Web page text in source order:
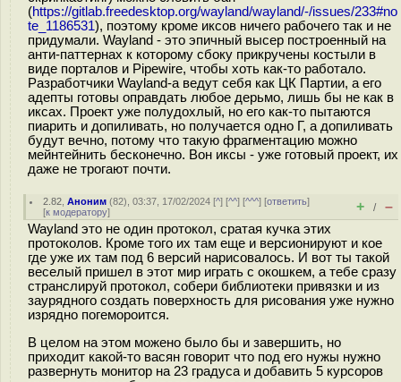
(https://gitlab.freedesktop.org/wayland/wayland/-/issues/233#no
te_1186531), поэтому кроме иксов ничего рабочего так и не
придумали. Wayland - это эпичный высер построенный на
анти-паттернах к которому сбоку прикручены костыли в
виде порталов и Pipewire, чтобы хоть как-то работало.
Разработчики Wayland-а ведут себя как ЦК Партии, а его
адепты готовы оправдать любое деpьмо, лишь бы не как в
иксах. Проект уже полудохлый, но его как-то пытаются
пиарить и допиливать, но получается одно Г, а допиливать
будут вечно, потому что такую фрагментацию можно
мейнтейнить бесконечно. Вон иксы - уже готовый проект, их
даже не трогают почти.
2.82 ,Аноним (82), 03:37, 17/02/2024 [^] [^^] [^^^] [ответить]
[к модератору] + / –
Wayland это не один протокол, сратая кучка этих
протоколов. Кроме того их там еще и версионируют и кое
где уже их там под 6 версий нарисовалось. И вот ты такой
веселый пришел в этот мир играть с окошкем, а тебе сразу
странслируй протокол, собери библиотеки привязки и из
заурядного создать поверхность для рисования уже нужно
изрядно погемороится.
В целом на этом можено было бы и завершить, но
приходит какой-то васян говорит что под его нужы нужно
развернуть монитор на 23 градуса и добавить 5 курсоров